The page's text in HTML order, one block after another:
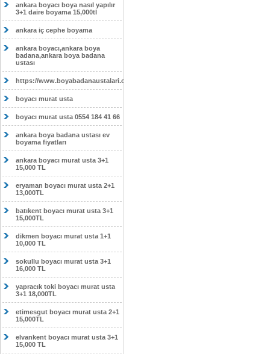
ankara boyacı boya nasıl yapılır
3+1 daire boyama 15,000tl
ankara iç cephe boyama
ankara boyacı,ankara boya
badana,ankara boya badana
ustası
https://www.boyabadanaustalari.com/
boyacı murat usta
boyacı murat usta 0554 184 41 66
ankara boya badana ustası ev
boyama fiyatları
ankara boyacı murat usta 3+1
15,000 TL
eryaman boyacı murat usta 2+1
13,000TL
batıkent boyacı murat usta 3+1
15,000TL
dikmen boyacı murat usta 1+1
10,000 TL
sokullu boyacı murat usta 3+1
16,000 TL
yapracık toki boyacı murat usta
3+1 18,000TL
etimesgut boyacı murat usta 2+1
15,000TL
elvankent boyacı murat usta 3+1
15,000 TL